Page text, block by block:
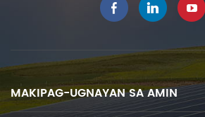
MAKIPAG-UGNAYAN SA AMIN